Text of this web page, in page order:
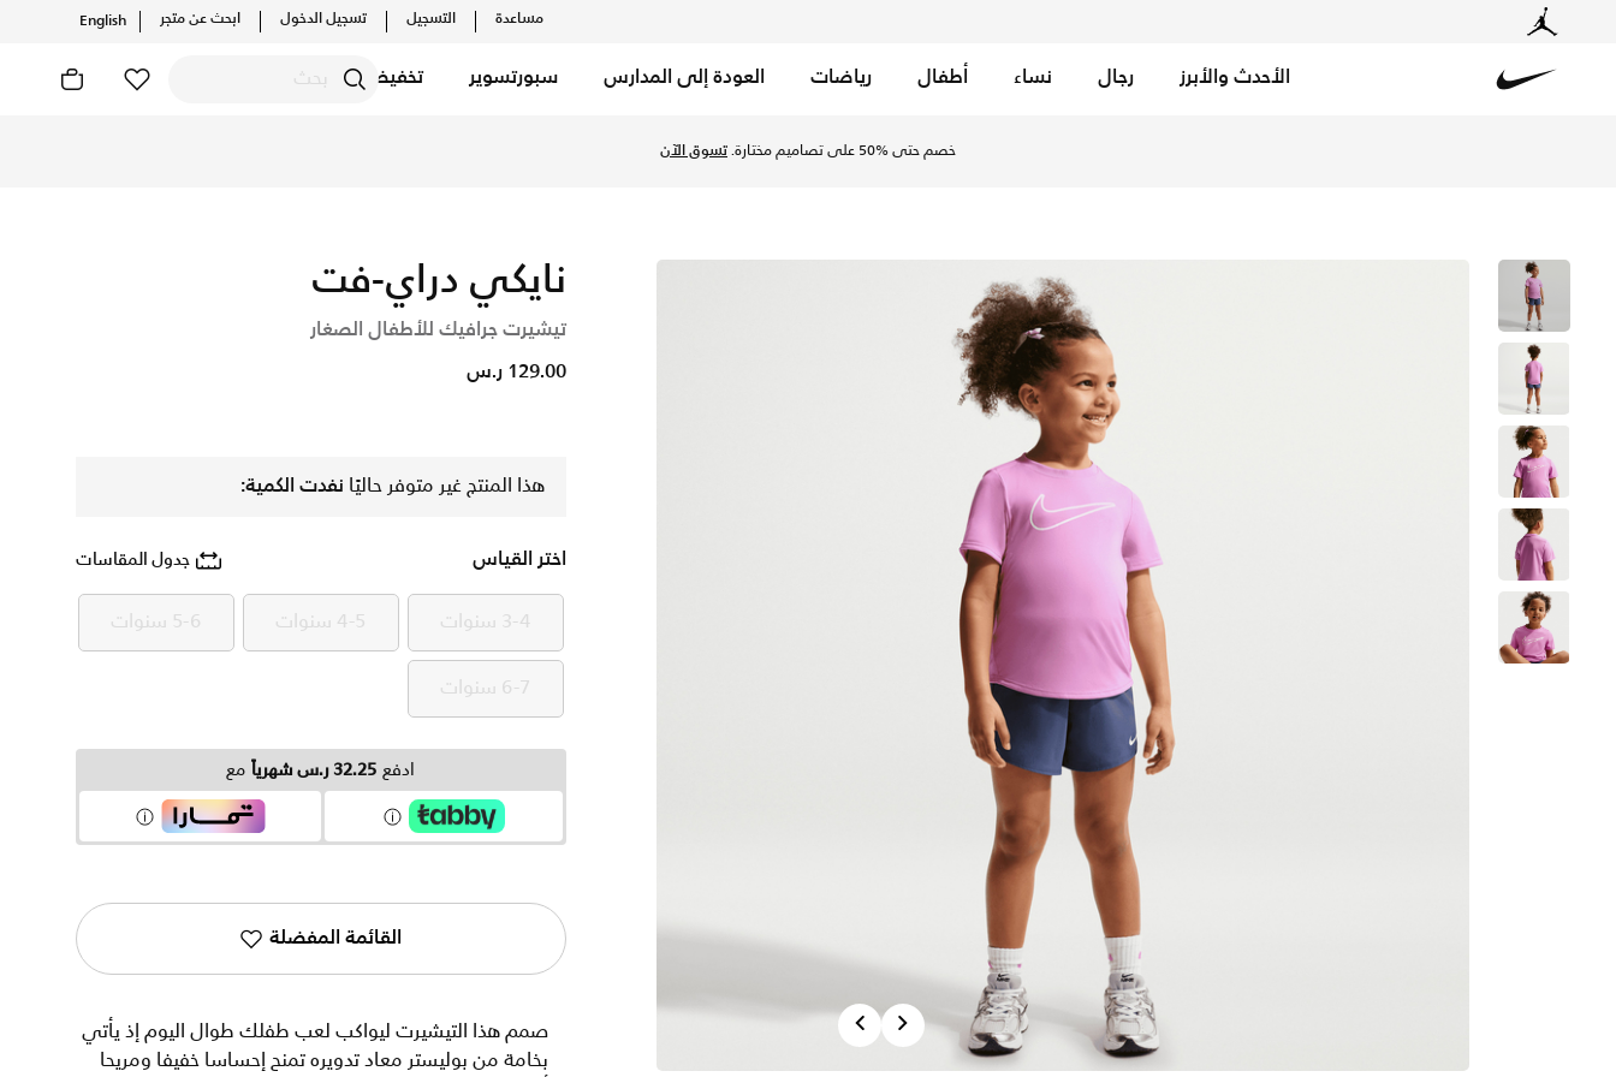
مساعدة التسجيل تسجيل الدخول ابحث عن متجر English
الأحدث والأبرز رجال نساء أطفال رياضات العودة إلى المدارس سبورتسوير تخفيضات
خصم حتى %50 على تصاميم مختارة. تسوق الآن
PreviousNext
نايكي دراي-فت
تيشيرت جرافيك للأطفال الصغار
129.00 ر.س
هذا المنتج غير متوفر حاليًا نفدت الكمية:
اختر القياس جدول المقاسات
3-4 سنوات 3-4 سنوات 4-5 سنوات 4-5 سنوات 5-6 سنوات 5-6 سنوات
6-7 سنوات 6-7 سنوات
ادفع 32.25 ر.س شهرياً مع
القائمة المفضلة
صمم هذا التيشيرت ليواكب لعب طفلك طوال اليوم إذ يأتي
بخامة من بوليستر معاد تدويره تمنح إحساسا خفيفا ومريحا